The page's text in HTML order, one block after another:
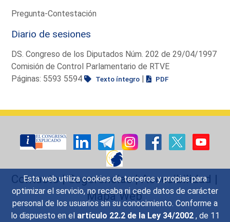
Esta web utiliza cookies de terceros y propias para
optimizar el servicio, no recaba ni cede datos de carácter
personal de los usuarios sin su conocimiento. Conforme a
lo dispuesto en el artículo 22.2 de la Ley 34/2002 , de 11
Pregunta-Contestación
Diario de sesiones
DS. Congreso de los Diputados Núm. 202 de 29/04/1997
Comisión de Control Parlamentario de RTVE
Páginas: 5593 5594
Texto íntegro | PDF
Contacto|Sugerencias|Accesibilidad |
Mapa Web